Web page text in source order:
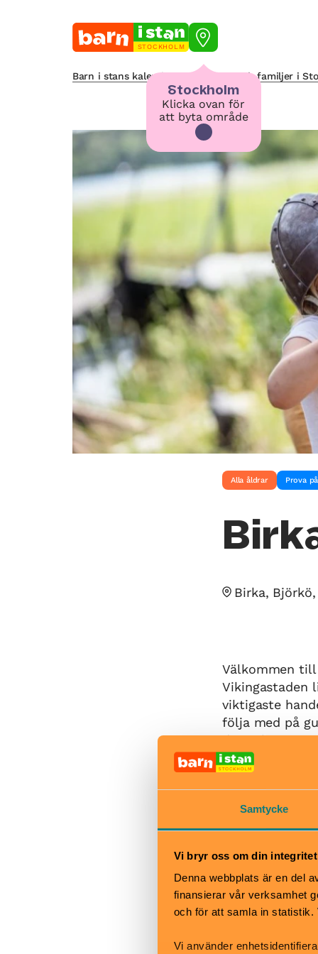
Samtycke
Vi bryr oss om din integritet
Denna webbplats är en del
finansierar vår verksamhet
och för att samla in
Vi använder
STOCKHOLM
Stockholm
Klicka ovan för
att byta område
Barn i stans kalendarium för barn och familjer i
Alla åldrar Prova på
Birka,
Välkommen till
Vikingastaden
viktigaste
följa med på
den
naturminne
FN-organet
Hos oss på
guidade
hit för att se